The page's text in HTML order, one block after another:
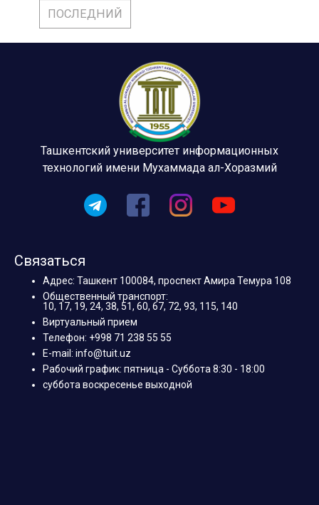
ПОСЛЕДНИЙ
Ташкентский университет информационных
технологий имени Мухаммада ал-Хоразмий
Связаться
Адрес: Ташкент 100084, проспект Амира Темура 108
Общественный транспорт:
10, 17, 19, 24, 38, 51, 60, 67, 72, 93, 115, 140
Виртуальный прием
Телефон: +998 71 238 55 55
E-mail: info@tuit.uz
Рабочий график: пятница - Суббота 8:30 - 18:00
суббота воскресенье выходной